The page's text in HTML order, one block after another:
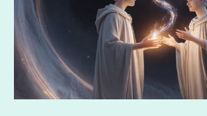
法
儀
軌
麼？
它
不
是